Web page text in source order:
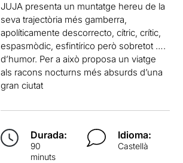
JUJA presenta un muntatge hereu de la
seva trajectòria més gamberra,
apolíticamente descorrecto, cítric, crític,
espasmòdic, esfintírico però sobretot ….
d’humor. Per a això proposa un viatge
als racons nocturns més absurds d’una
gran ciutat
Durada:
90
minuts
Idioma:
Castellà